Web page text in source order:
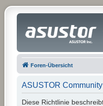
Foren-Übersicht
ASUSTOR
Diese Richtlinie